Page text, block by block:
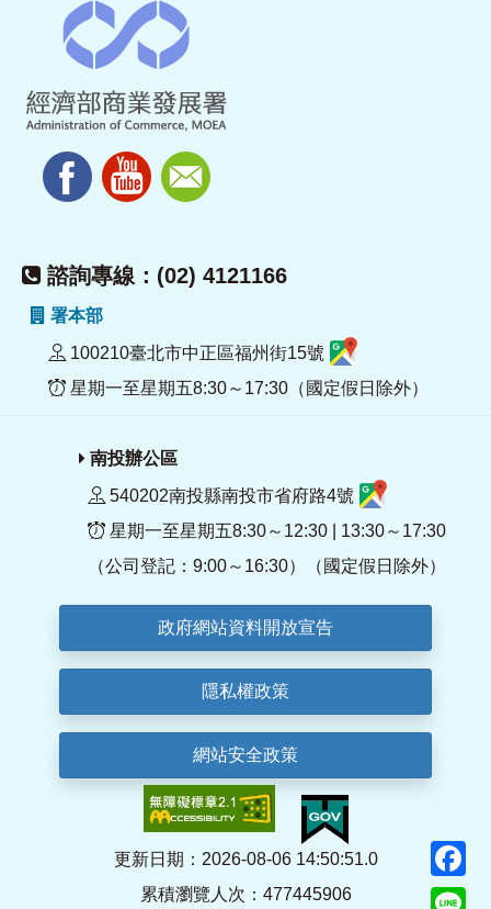
諮詢專線：(02) 4121166
署本部
100210臺北市中正區福州街15號
星期一至星期五8:30～17:30（國定假日除外）
南投辦公區
540202南投縣南投市省府路4號
星期一至星期五8:30～12:30 | 13:30～17:30
（公司登記：9:00～16:30）（國定假日除外）
政府網站資料開放宣告
隱私權政策
網站安全政策
更新日期：2026-08-06 14:50:51.0
累積瀏覽人次：477445906